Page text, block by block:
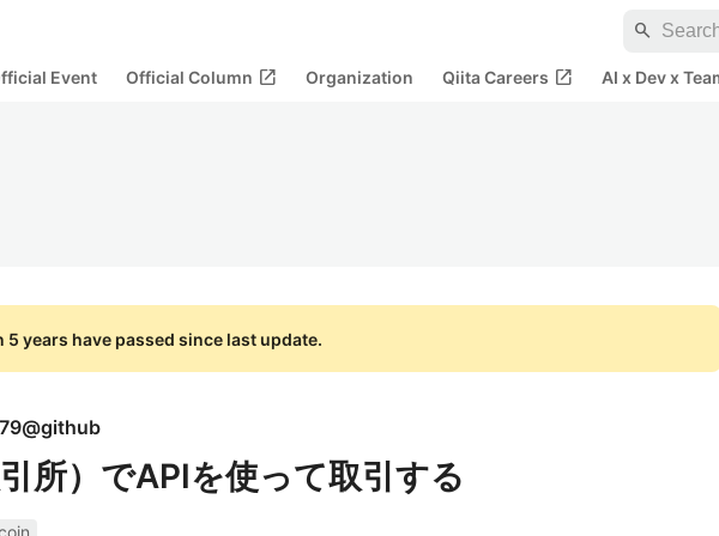
search
Event Official Column open_in_new Organization Qiita Careers open_in_new AI x Dev x
5 years have passed since last update.
所）でAPIを使って取引する